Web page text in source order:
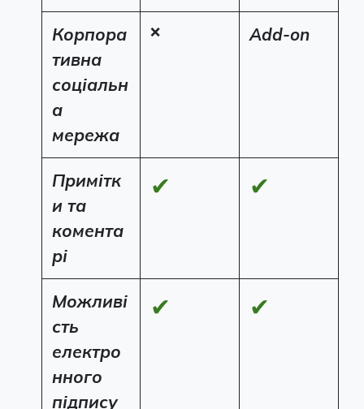
Корпора
тивна
соціальн
а
мережа
❌ Add-on
Примітк
и та
комента
рі
✔ ✔
Можливі
сть
електро
нного
підпису
✔ ✔